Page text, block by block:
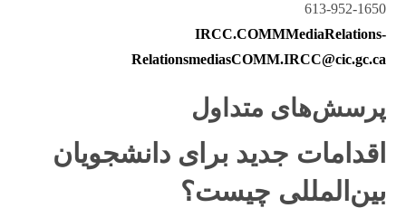
613-952-1650
IRCC.COMMMediaRelations-
RelationsmediasCOMM.IRCC@cic.gc.ca
پرسش‌های متداول
اقدامات جدید برای دانشجویان
بین‌المللی چیست؟